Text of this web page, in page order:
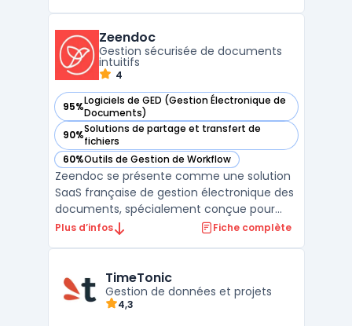
partenaire privilégié pour les organisations
cherchant à sécuriser leu ...
Zeendoc
Gestion sécurisée de documents
intuitifs
4
95%Logiciels de GED (Gestion Électronique de
Documents)
— voir Zeendoc dans cette catégorie
90%Solutions de partage et transfert de
fichiers
— voir Zeendoc dans cette catégorie
60%Outils de Gestion de Workflow
— voir Zeendoc dans cette catégorie
Zeendoc se présente comme une solution
SaaS française de gestion électronique des
documents, spécialement conçue pour
répondre aux besoins des PME. Cette
informations de l'entreprise, quel que soit
leur format d'origine. Zee ...
Plus d’infos Fiche complète
TimeTonic
Gestion de données et projets
4,3